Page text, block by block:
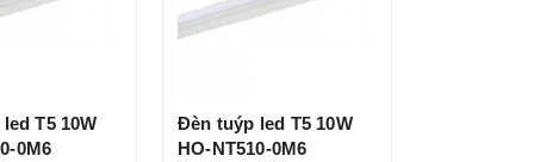
T5 10W
0M6
Đèn tuýp led T5 10W
HO-NT510-0M6